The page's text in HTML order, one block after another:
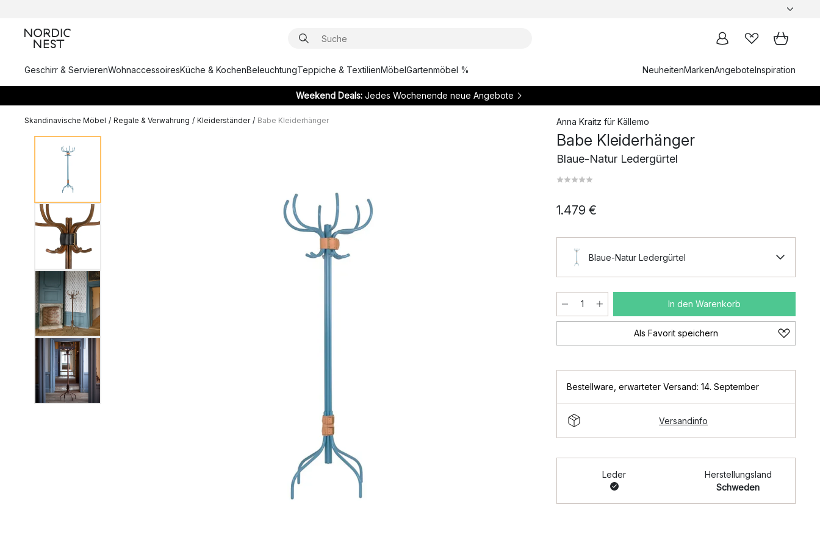
Geschirr & ServierenWohnaccessoiresKüche & KochenBeleuchtungTeppiche & TextilienMöbelGartenmöbel % NeuheitenMarkenAngeboteInspiration
Weekend Deals:Jedes Wochenende neue Angebote
Skandinavische Möbel / Regale & Verwahrung / Kleiderständer / Babe Kleiderhänger Anna Kraitz für Källemo
Babe Kleiderhänger
Blaue-Natur Ledergürtel
1.479 €
Blaue-Natur Ledergürtel
In den Warenkorb
Als Favorit speichern
Bestellware erwarteter Versand: 14. September
Versandinfo
Leder
Herstellungsland
Schweden